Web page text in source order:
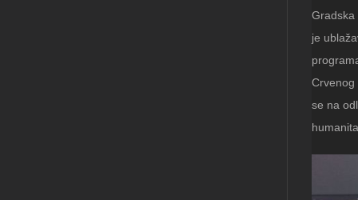
Gradska
je
Crvenog
se na